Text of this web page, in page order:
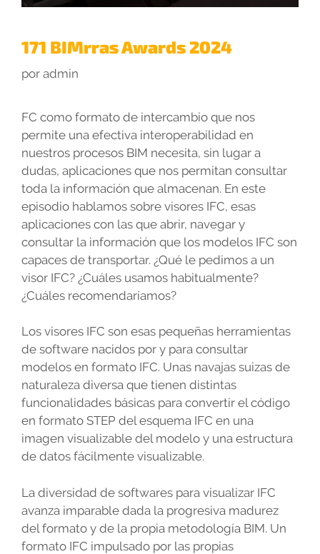
171 BIMrras Awards 2024
por admin
FC como formato de intercambio que nos
permite una efectiva interoperabilidad en
nuestros procesos BIM necesita, sin lugar a
dudas, aplicaciones que nos permitan consultar
toda la información que almacenan. En este
episodio hablamos sobre visores IFC, esas
aplicaciones con las que abrir, navegar y
consultar la información que los modelos IFC son
capaces de transportar. ¿Qué le pedimos a un
visor IFC? ¿Cuáles usamos habitualmente?
¿Cuáles recomendaríamos?
Los visores IFC son esas pequeñas herramientas
de software nacidos por y para consultar
modelos en formato IFC. Unas navajas suizas de
naturaleza diversa que tienen distintas
funcionalidades básicas para convertir el código
en formato STEP del esquema IFC en una
imagen visualizable del modelo y una estructura
de datos fácilmente visualizable.
La diversidad de softwares para visualizar IFC
avanza imparable dada la progresiva madurez
del formato y de la propia metodología BIM. Un
formato IFC impulsado por las propias